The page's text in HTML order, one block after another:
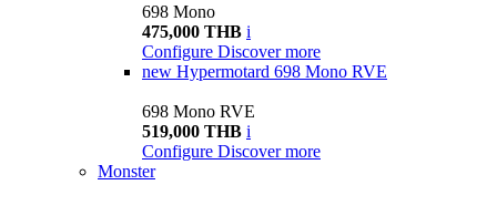
698 Mono
475,000 THB i
Configure Discover more
new Hypermotard 698 Mono RVE
698 Mono RVE
519,000 THB i
Configure Discover more
Monster